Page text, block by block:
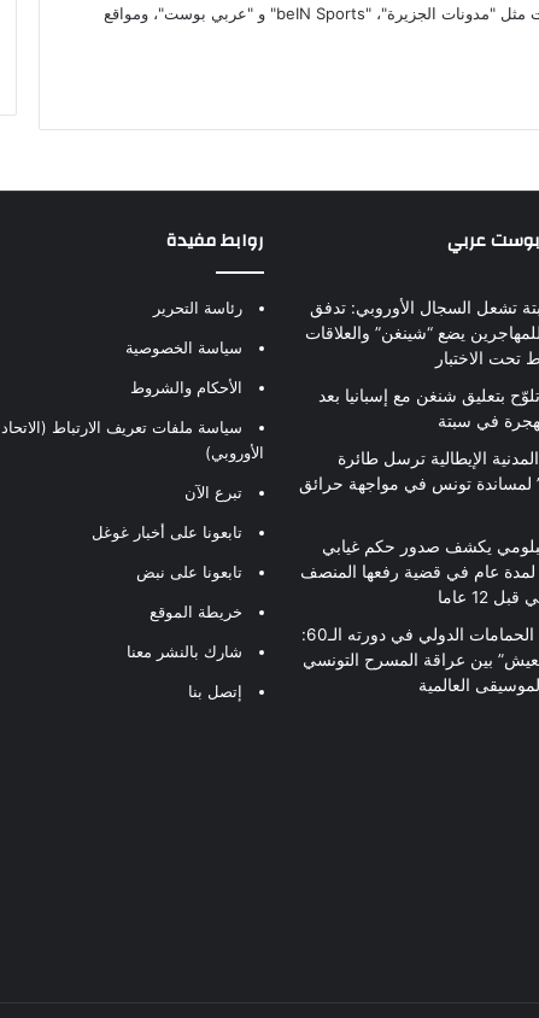
رصيد من الكتابات عبر مواقع ذات صيت مثل "مدونات الجزيرة"، "beIN Sports" و "عربي بوست"، ومواقع
عربي
تشعل السجال الأوروبي: تدفق
يضع “شينغن” والعلاقات
تحت الاختبار
بتعليق شنغن مع إسبانيا بعد
في سبتة
الإيطالية ترسل طائرة
لمساندة تونس في مواجهة حرائق
يكشف صدور حكم غيابي
لمدة عام في قضية رفعها المنصف
12 عاما
مهرجان الحمامات الدولي في دورته الـ60:
بين عراقة المسرح التونسي
العالمية
روابط مفيدة
رئاسة التحرير
سياسة الخصوصية
الأحكام والشروط
سياسة ملفات تعريف الارتباط (الاتحاد
الأوروبي)
تبرع الآن
تابعونا على أخبار غوغل
تابعونا على نبض
خريطة الموقع
شارك بالنشر معنا
إتصل بنا